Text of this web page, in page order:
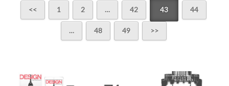
1 2 … 42 43 44
… 48 49